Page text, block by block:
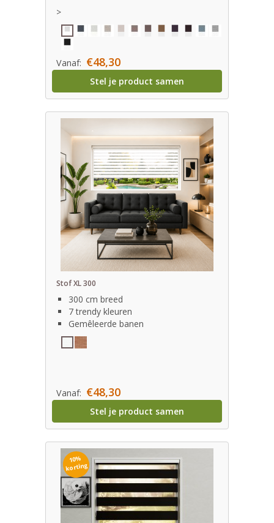
>
Vanaf: €48,30
Stel je product samen
Stof XL 300
300 cm breed
7 trendy kleuren
Gemêleerde banen
Vanaf: €48,30
Stel je product samen
10%
korting